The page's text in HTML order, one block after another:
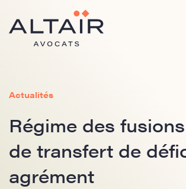
Actualités
Régime des
de transfert de
agrément